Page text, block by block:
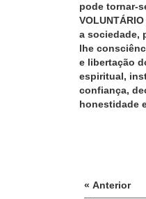
pode tornar-
a sociedade,
lhe
e libertação
espiritual,
confiança,
honestidade
« Anterior